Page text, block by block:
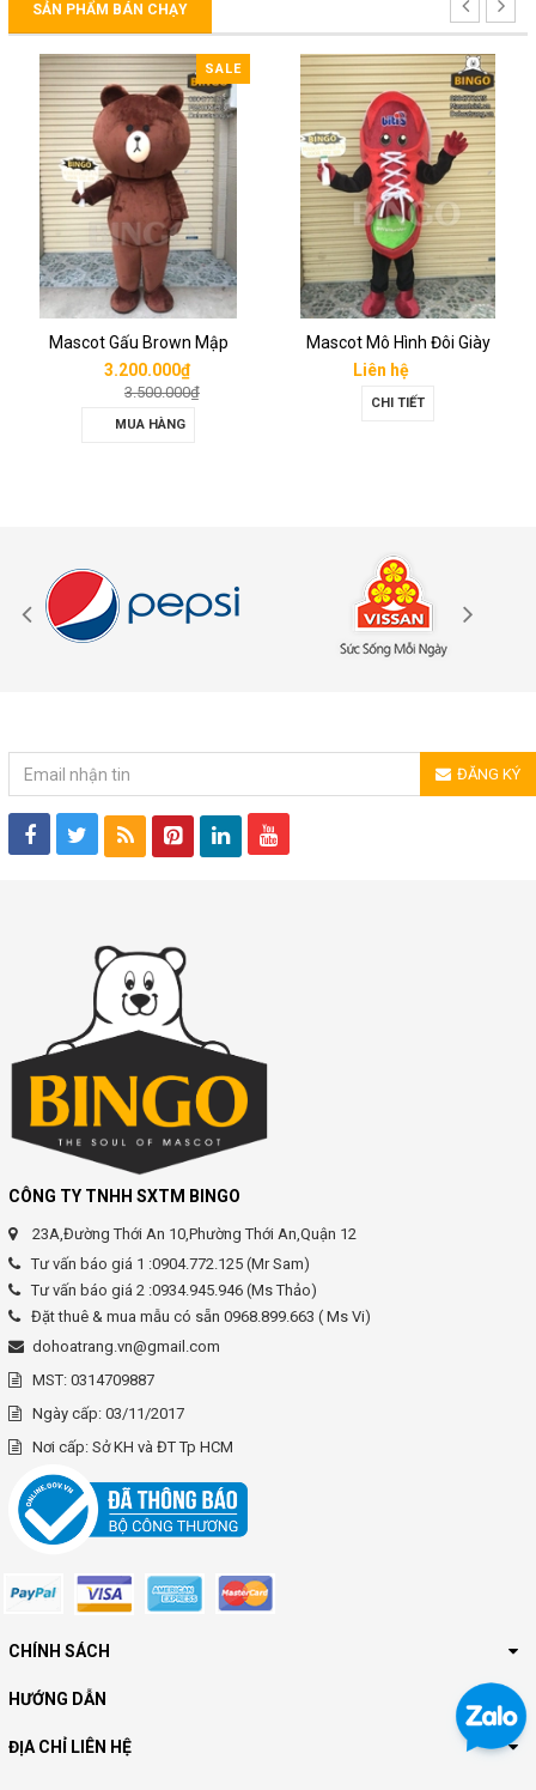
SẢN PHẨM BÁN CHẠY
SALE
Mascot Gấu Brown Mập
3.200.000₫
3.500.000₫
MUA HÀNG
Mascot Mô Hình Đôi Giày
Liên hệ
CHI TIẾT
ĐĂNG KÝ
CÔNG TY TNHH SXTM BINGO
23A,Đường Thới An 10,Phường Thới An,Quận 12
Tư vấn báo giá 1 :0904.772.125 (Mr Sam)
Tư vấn báo giá 2 :0934.945.946 (Ms Thảo)
Đặt thuê & mua mẫu có sẵn 0968.899.663 ( Ms Vi)
dohoatrang.vn@gmail.com
MST: 0314709887
Ngày cấp: 03/11/2017
Nơi cấp: Sở KH và ĐT Tp HCM
CHÍNH SÁCH
HƯỚNG DẪN
ĐỊA CHỈ LIÊN HỆ